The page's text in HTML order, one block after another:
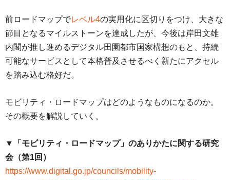
前ロードマップでレベル4の実用化に区切りをつけ、大きな
節目となるマイルストーンを達成したが、今後は岸田文雄
内閣が推し進めるデジタル田園都市国家構想のもと、持続
可能なサービスとして本格普及させるべく新たにアクセル
を踏み込む格好だ。
モビリティ・ロードマップはどのようなものになるのか。
その概要を解説していく。
▼「モビリティ・ロードマップ」のありかたに関する研究
会（第1回）
https://www.digital.go.jp/councils/mobility-